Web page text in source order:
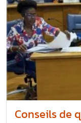
Conseils de